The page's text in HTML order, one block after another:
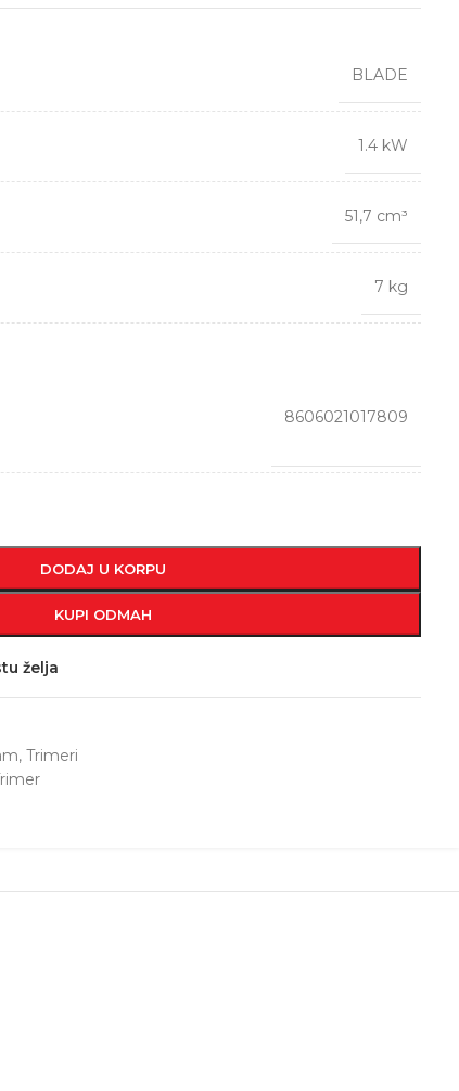
BLADE
1.4 kW
51,7 cm³
7 kg
8606021017809
DODAJ U KORPU
KUPI ODMAH
želja
, Trimeri